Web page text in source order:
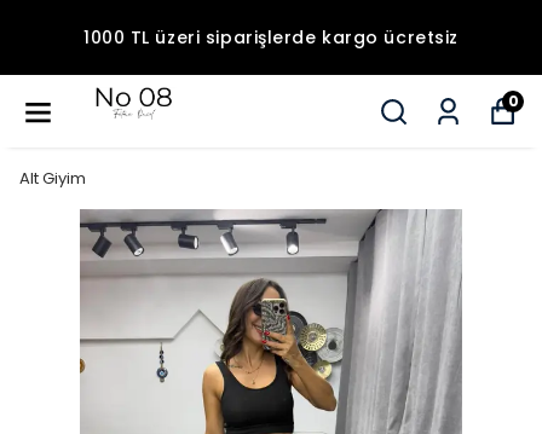
1000 TL üzeri siparişlerde kargo ücretsiz
0
Alt Giyim